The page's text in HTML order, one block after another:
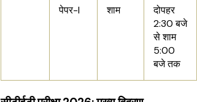
पेपर-I शाम
दोपहर
2:30 बजे
से शाम
5:00
बजे तक